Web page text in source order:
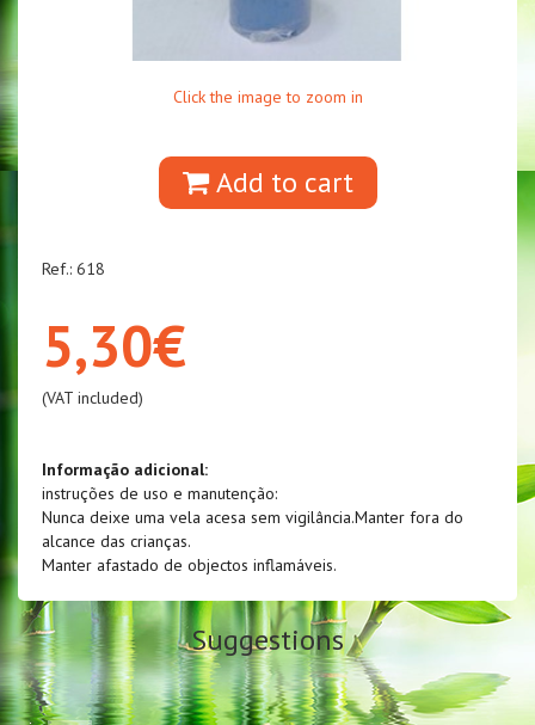
Click the image to zoom in
Add to cart
Ref.: 618
5,30€
(VAT included)
Informação adicional:
instruções de uso e manutenção:
Nunca deixe uma vela acesa sem vigilância.Manter fora do
alcance das crianças.
Manter afastado de objectos inflamáveis.
Suggestions